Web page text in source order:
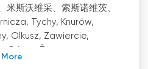
米斯沃维采、索斯诺维茨、
Tychy, Knurów,
Olkusz, Zawiercie,